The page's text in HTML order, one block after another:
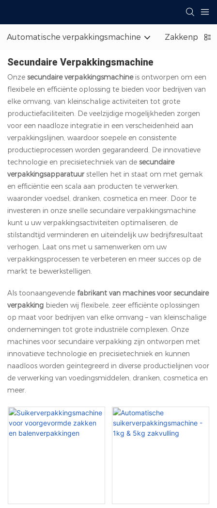
Automatische verpakkingsmachine
Secundaire Verpakkingsmachine
Onze secundaire verpakkingsmachine is ontworpen om een ​​
flexibele en efficiënte oplossing te bieden voor bedrijven van
elke omvang, van kleinschalige activiteiten tot grote
productiefaciliteiten. De veelzijdige mogelijkheden zorgen
voor een naadloze integratie in een verscheidenheid aan
verpakkingslijnen, waardoor soepele en consistente
productieprocessen worden gegarandeerd. De innovatieve
technologie en precisietechniek van de secundaire
verpakkingsapparatuurstellen het in staat om met gemak
en efficiëntie een scala aan producten te verwerken,
waaronder voedsel, dranken, cosmetica en meer. Door te
investeren in onze snelle secundaire verpakkingsmachine
kunt u uw verpakkingsactiviteiten optimaliseren, de
stilstandtijd verminderen en uiteindelijk uw bedrijfsresultaat
verhogen. Laat ons met u samenwerken om uw
verpakkingsprocessen te verbeteren en meer succes op de
markt te bewerkstelligen.
Als toonaangevende fabrikant van machines voor secundaire
verpakking bieden wij flexibele, zeer efficiënte oplossingen
op maat voor bedrijven van elke omvang – van kleinschalige
ondernemingen tot grote industriële complexen. Onze
machines voor secundaire verpakking zijn ontworpen met
innovatieve technologie en precisietechniek en kunnen
naadloos worden geïntegreerd in diverse productielijnen voor
de verwerking van voedingsmiddelen, dranken, cosmetica en
meer.